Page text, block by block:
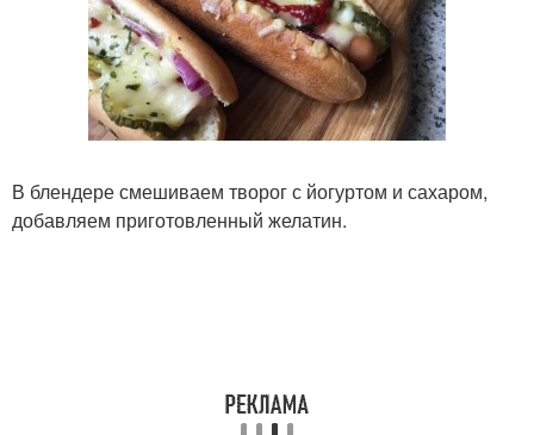
В блендере смешиваем творог с йогуртом и сахаром,
добавляем приготовленный желатин.